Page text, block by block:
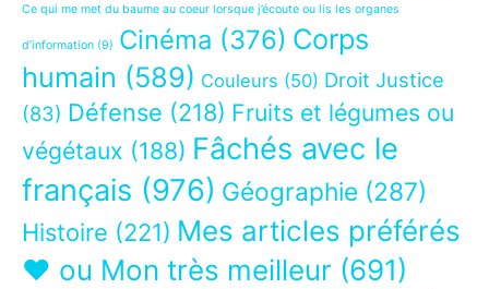
Ce qui me met du baume au coeur lorsque j’écoute ou lis les organes
d’information (9) Cinéma (376) Corps
humain (589) Couleurs (50) Droit Justice
(83) Défense (218) Fruits et légumes ou
végétaux (188) Fâchés avec le
français (976) Géographie (287)
Histoire (221) Mes articles préférés
❤ ou Mon très meilleur (691)